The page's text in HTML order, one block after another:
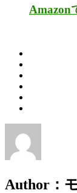
Amazon
Author：